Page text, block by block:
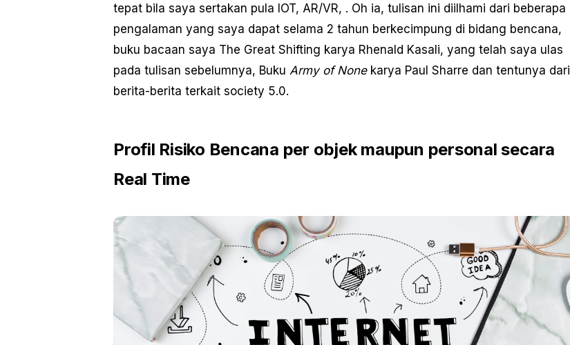
tepat bila saya sertakan pula IOT, AR/VR, . Oh ia, tulisan ini diilhami dari beberapa
pengalaman yang saya dapat selama 2 tahun berkecimpung di bidang bencana,
buku bacaan saya The Great Shifting karya Rhenald Kasali, yang telah saya ulas
pada tulisan sebelumnya, Buku Army of Nonekarya Paul Sharre dan tentunya dari
berita-berita terkait society 5.0.
Profil Risiko Bencana per objek maupun personal secara
Real Time